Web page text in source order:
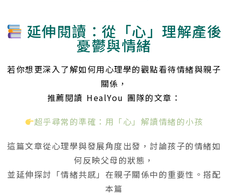
延伸閱讀：從「心」理解產後
憂鬱與情緒
若你想更深入了解如何用心理學的觀點看待情緒與親子
關係，
推薦閱讀 HealYou 團隊的文章：
超乎尋常的準確：用「心」解讀情緒的小孩
這篇文章從心理學與發展角度出發，討論孩子的情緒如
何反映父母的狀態，
並延伸探討「情緒共感」在親子關係中的重要性。搭配
本篇